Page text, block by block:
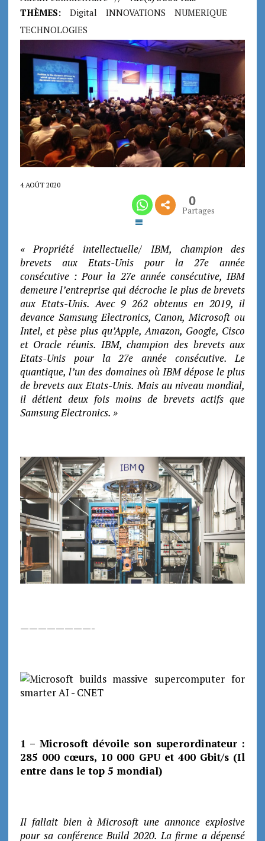
THÈMES: Digital INNOVATIONS
NUMERIQUE
TECHNOLOGIES
4 AOÛT 2020
0
Partages
« Propriété intellectuelle/ IBM, champion des
brevets aux Etats-Unis pour la 27e année
consécutive : Pour la 27e année consécutive, IBM
demeure l’entreprise qui décroche le plus de brevets
aux Etats-Unis. Avec 9 262 obtenus en 2019, il
devance Samsung Electronics, Canon, Microsoft ou
Intel, et pèse plus qu’Apple, Amazon, Google, Cisco
et Oracle réunis. IBM, champion des brevets aux
Etats-Unis pour la 27e année consécutive. Le
quantique, l’un des domaines où IBM dépose le plus
de brevets aux Etats-Unis. Mais au niveau mondial,
il détient deux fois moins de brevets actifs que
Samsung Electronics. »
————————-
1 – Microsoft dévoile son superordinateur :
285 000 cœurs, 10 000 GPU et 400 Gbit/s (Il
entre dans le top 5 mondial)
Il fallait bien à Microsoft une annonce explosive
pour sa conférence Build 2020. La firme a dépensé